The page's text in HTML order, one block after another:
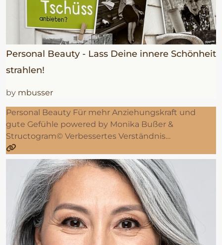
Personal Beauty - Lass Deine innere Schönheit
strahlen!
by mbusser
Personal Beauty Für mehr Anziehungskraft und
gute Gefühle powered by Monika Bußer &
Structogram© Verbessertes Verständnis…